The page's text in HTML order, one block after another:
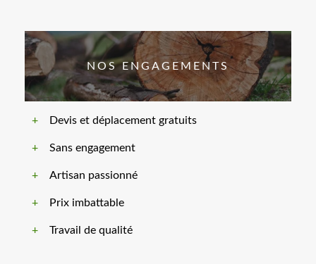
NOS ENGAGEMENTS
Devis et déplacement gratuits
Sans engagement
Artisan passionné
Prix imbattable
Travail de qualité